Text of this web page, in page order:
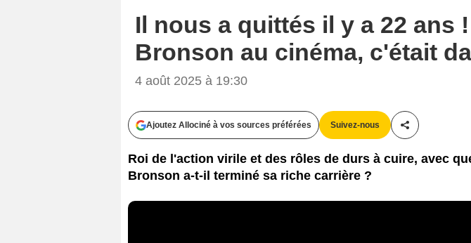
Il nous a quittés il y a 22 ans
Bronson au cinéma, c'était
4 août 2025 à 19:30
Ajoutez Allociné à vos sources préférées Suivez-nous
Partager cet
Roi de l'action virile et des rôles de durs à cuire, avec
Bronson a-t-il terminé sa riche carrière ?